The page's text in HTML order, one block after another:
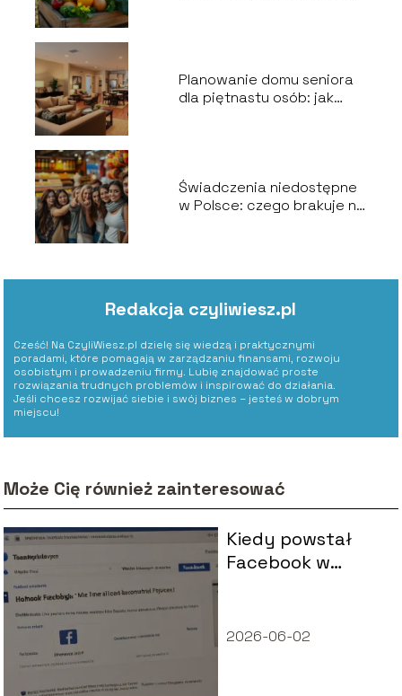
Planowanie domu seniora
dla piętnastu osób: jak
Świadczenia niedostępne
w Polsce: czego brakuje na
Redakcja czyliwiesz.pl
Cześć! Na CzyliWiesz.pl dzielę się wiedzą i praktycznymi
poradami, które pomagają w zarządzaniu finansami, rozwoju
osobistym i prowadzeniu firmy. Lubię znajdować proste
rozwiązania trudnych problemów i inspirować do działania.
Jeśli chcesz rozwijać siebie i swój biznes – jesteś w dobrym
miejscu!
Może Cię również zainteresować
Kiedy powstał
Facebook w
2026-06-02